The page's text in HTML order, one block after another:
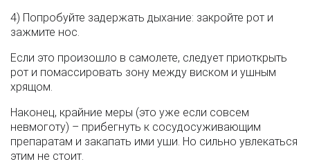
4) Попробуйте задержать дыхание: закройте рот и
зажмите нос.
Если это произошло в самолете, следует приоткрыть
рот и помассировать зону между виском и ушным
хрящом.
Наконец, крайние меры (это уже если совсем
невмоготу) – прибегнуть к сосудосуживающим
препаратам и закапать ими уши. Но сильно увлекаться
этим не стоит.